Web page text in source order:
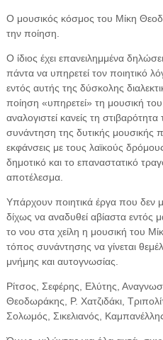
Ο μουσικός κόσμος του Μίκη
την ποίηση.
Ο ίδιος έχει επανειλημμένα
πάντα να υπηρετεί τον ποιητικό
εντός αυτής της δύσκολης
ποίηση «υπηρετεί» τη μουσική
αναλογιστεί κανείς τη
συνάντηση της δυτικής μουσικής
εκφάνσεις με τους λαϊκούς
δημοτικό και το επαναστατικό
αποτέλεσμα.
Υπάρχουν ποιητικά έργα που δεν
δίχως να αναδυθεί αβίαστα εντός
το νου στα χείλη η μουσική του
τόπος συνάντησης να γίνεται
μνήμης και αυτογνωσίας.
Ρίτσος, Σεφέρης, Ελύτης,
Θεοδωράκης, Ρ. Χατζιδάκι,
Σολωμός, Σικελιανός,